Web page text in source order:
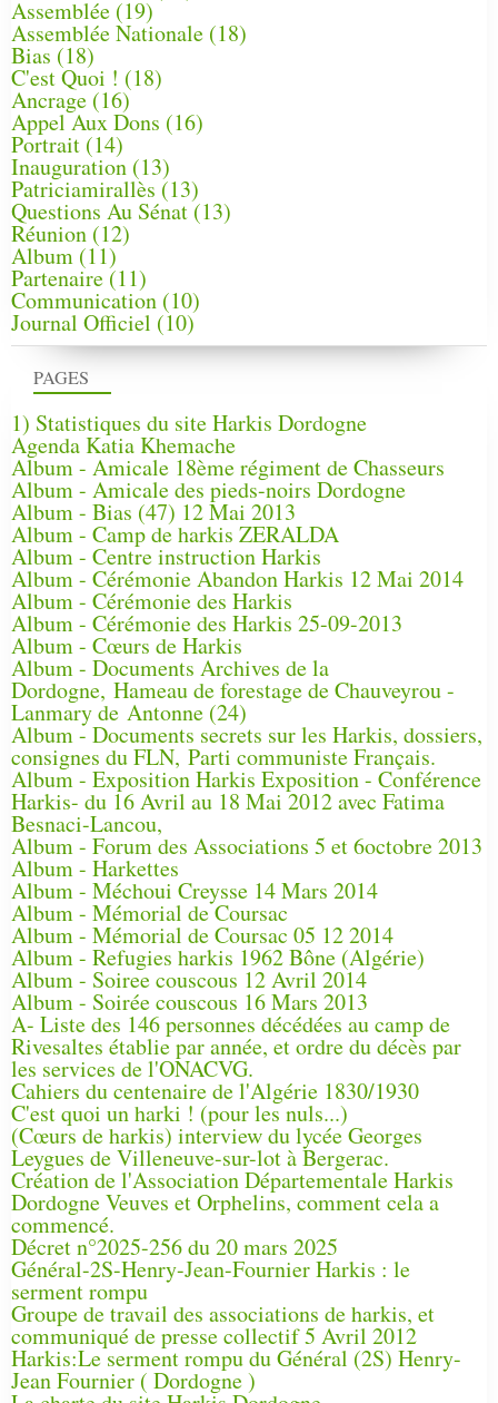
PAGES
1) Statistiques du site Harkis Dordogne
Agenda Katia Khemache
Album - Amicale 18ème régiment de Chasseurs
Album - Amicale des pieds-noirs Dordogne
Album - Bias (47) 12 Mai 2013
Album - Camp de harkis ZERALDA
Album - Centre instruction Harkis
Album - Cérémonie Abandon Harkis 12 Mai 2014
Album - Cérémonie des Harkis
Album - Cérémonie des Harkis 25-09-2013
Album - Cœurs de Harkis
Album - Documents Archives de la
Dordogne, Hameau de forestage de Chauveyrou -
Lanmary de Antonne (24)
Album - Documents secrets sur les Harkis, dossiers,
consignes du FLN, Parti communiste Français.
Album - Exposition Harkis Exposition - Conférence
Harkis- du 16 Avril au 18 Mai 2012 avec Fatima
Besnaci-Lancou,
Album - Forum des Associations 5 et 6octobre 2013
Album - Harkettes
Album - Méchoui Creysse 14 Mars 2014
Album - Mémorial de Coursac
Album - Mémorial de Coursac 05 12 2014
Album - Refugies harkis 1962 Bône (Algérie)
Album - Soiree couscous 12 Avril 2014
Album - Soirée couscous 16 Mars 2013
A- Liste des 146 personnes décédées au camp de
Rivesaltes établie par année, et ordre du décès par
les services de l'ONACVG.
Cahiers du centenaire de l'Algérie 1830/1930
C'est quoi un harki ! (pour les nuls...)
(Cœurs de harkis) interview du lycée Georges
Leygues de Villeneuve-sur-lot à Bergerac.
Création de l'Association Départementale Harkis
Dordogne Veuves et Orphelins, comment cela a
commencé.
Décret n°2025-256 du 20 mars 2025
Général-2S-Henry-Jean-Fournier Harkis : le
serment rompu
Groupe de travail des associations de harkis, et
communiqué de presse collectif 5 Avril 2012
Harkis:Le serment rompu du Général (2S) Henry-
Jean Fournier ( Dordogne )
Assemblée (19)
Assemblée Nationale (18)
Bias (18)
C'est Quoi ! (18)
Ancrage (16)
Appel Aux Dons (16)
Portrait (14)
Inauguration (13)
Patriciamirallès (13)
Questions Au Sénat(13)
Réunion (12)
Album (11)
Partenaire(11)
Communication (10)
Journal Officiel (10)